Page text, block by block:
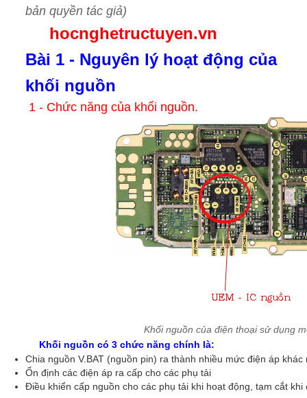
bản quyền tác giả)
hocnghetructuyen.vn
Bài 1 - Nguyên lý hoạt động của
khối nguồn
1 - Chức năng của khối nguồn.
Khối nguồn của điện thoại sử dụng
Khối nguồn có 3 chức năng chính là:
Chia nguồn V.BAT (nguồn pin) ra thành nhiều mức điện áp khác
Ổn định các điện áp ra cấp cho các phụ tải
Điều khiển cấp nguồn cho các phụ tải khi hoạt động, tạm cắt